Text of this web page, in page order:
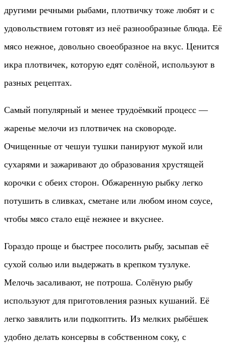
другими речными рыбами, плотвичку тоже любят и с
удовольствием готовят из неё разнообразные блюда. Её
мясо нежное, довольно своеобразное на вкус. Ценится
икра плотвичек, которую едят солёной, используют в
разных рецептах.
Самый популярный и менее трудоёмкий процесс —
жаренье мелочи из плотвичек на сковороде.
Очищенные от чешуи тушки панируют мукой или
сухарями и зажаривают до образования хрустящей
корочки с обеих сторон. Обжаренную рыбку легко
потушить в сливках, сметане или любом ином соусе,
чтобы мясо стало ещё нежнее и вкуснее.
Гораздо проще и быстрее посолить рыбу, засыпав её
сухой солью или выдержать в крепком тузлуке.
Мелочь засаливают, не потроша. Солёную рыбу
используют для приготовления разных кушаний. Её
легко завялить или подкоптить. Из мелких рыбёшек
удобно делать консервы в собственном соку, с